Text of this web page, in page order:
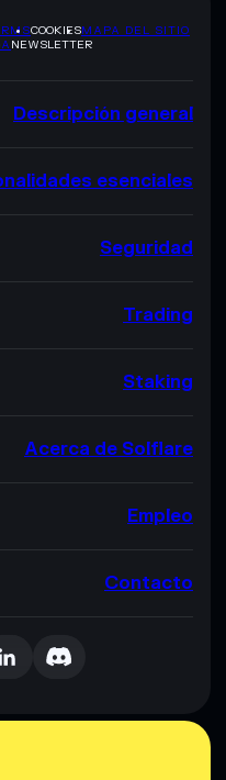
COOKIESMAPA DEL SITIO
NEWSLETTER
Descripción general
esenciales
Seguridad
Trading
Staking
Acerca de Solflare
Empleo
Contacto